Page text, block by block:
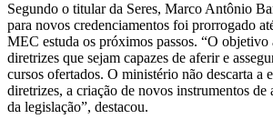
Segundo o titular da Seres, Marco Antônio
para novos credenciamentos foi prorrogado
MEC estuda os próximos passos. “O objetivo
diretrizes que sejam capazes de aferir e
cursos ofertados. O ministério não descarta a
diretrizes, a criação de novos instrumentos de
da legislação”, destacou.